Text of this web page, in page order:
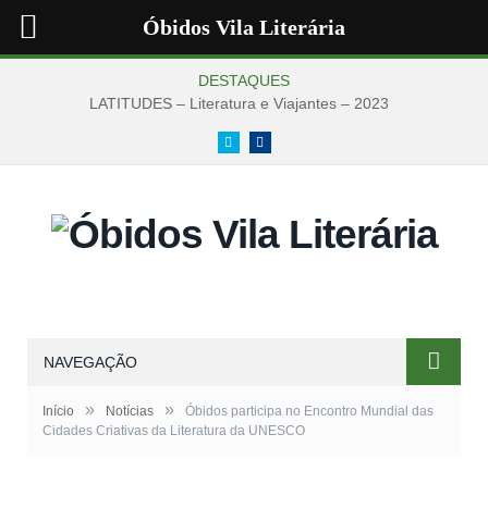
DESTAQUES
LATITUDES – Literatura e Viajantes – 2023
Twitter
NAVEGAÇÃO
Início » Notícias »
Óbidos participa no Encontro Mundial das
Cidades Criativas da Literatura da UNESCO
Óbidos Vila Literária